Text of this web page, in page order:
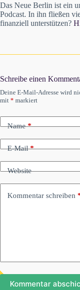
Das Neue Berlin ist ein
Podcast. In ihn fließen
finanziell unterstützen?
Schreibe einen
Deine E-Mail-Adresse wird
mit * markiert
Name*
E-Mail*
Website
Kommentar schreiben
Kommentar